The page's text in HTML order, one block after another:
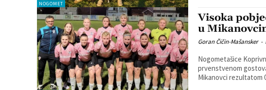
NOGOMET
Visoka
u
Goran Čičin-Mašansker -
Nogometašice
prvenstvenom gostovanju u Slavoniji.